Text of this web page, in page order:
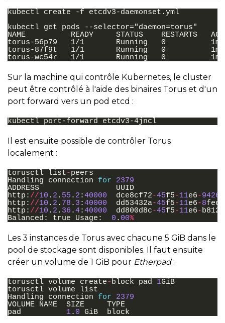
kubectl create -f etcdv3-daemonset.yml
kubectl get pods --selector="daemon=torus"
NAME          READY     STATUS    RESTARTS   AGE
torus-56p79   1/1       Running   0          1m
torus-87f9t   1/1       Running   0          1m
Sur la machine qui contrôle Kubernetes, le cluster
peut être contrôlé à l'aide des binaires Torus et d'un
port forward vers un pod etcd :
Il est ensuite possible de contrôler Torus
localement :
torusctl list-peers
Handling
connection for
2379
ADDRESS
UUID
http : //10 . 2 . 55 . 2 :40000 dce8cf72-45f5-11e6-9426
http : //10 . 2 . 78 . 3 :40000 dd53432a-45f5-11e6-8fec
http : //10 . 2 . 36 .4:40000 dd800d8c-45f5-11e6-b812
Balanced : true Usage : 0 . 00%
Les 3 instances de Torus avec chacune 5 GiB dans le
pool de stockage sont disponibles. Il faut ensuite
créer un volume de 1 GiB pour Etherpad:
torusctl volume create-block pad 1GiB
torusctl volume
list
Handling
connection for
2379
VOLUME NAME SIZE
TYPE
pad
1. 0 GiB block